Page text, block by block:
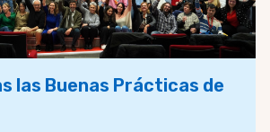
las Buenas Prácticas de